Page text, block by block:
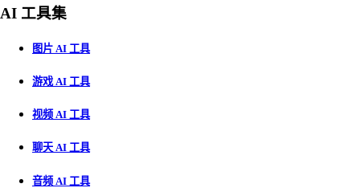
AI 工具集
图片 AI 工具
游戏 AI 工具
视频 AI 工具
聊天 AI 工具
音频 AI 工具